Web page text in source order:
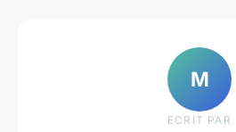
M
ECRIT PAR